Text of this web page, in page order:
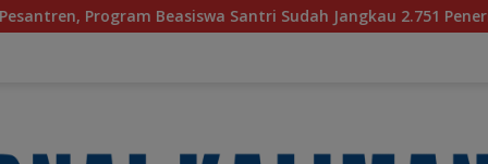
Sudah Jangkau 2.751 Penerima Bagaimana KIP